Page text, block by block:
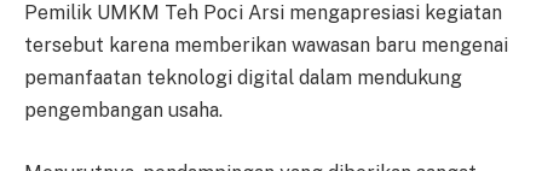
Pemilik UMKM Teh Poci Arsi mengapresiasi kegiatan
tersebut karena memberikan wawasan baru mengenai
pemanfaatan teknologi digital dalam mendukung
pengembangan usaha.